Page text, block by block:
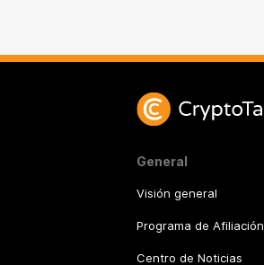
General
Visión general
Programa de Afiliación
Centro de Noticias